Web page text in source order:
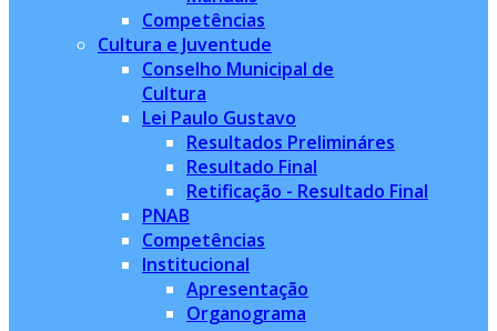
Competências
Cultura e Juventude
Conselho Municipal de
Cultura
Lei Paulo Gustavo
Resultados Prelimináres
Resultado Final
Retificação - Resultado Final
PNAB
Competências
Institucional
Apresentação
Organograma